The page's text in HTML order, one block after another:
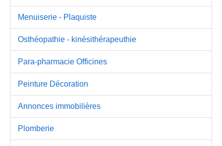
Menuiserie - Plaquiste
Osthéopathie - kinésithérapeuthie
Para-pharmacie Officines
Peinture Décoration
Annonces immobilières
Plomberie